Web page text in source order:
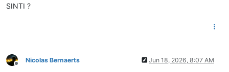
SINTI ?
Offline
Nicolas Bernaerts Jun 18, 2026, 8:07 AM